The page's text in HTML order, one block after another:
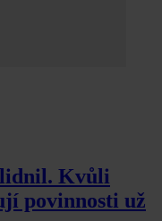
Kvůli
povinnosti už